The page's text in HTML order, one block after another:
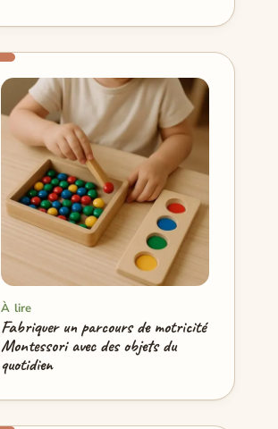
À lire
Fabriquer un parcours de motricité
Montessori avec des objets du
quotidien